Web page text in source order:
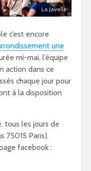
La Javelle
c’est encore
une
mi-mai, l’équipe
action dans ce
chaque jour pour
à la disposition
tous les jours de
75015 Paris).
facebook :